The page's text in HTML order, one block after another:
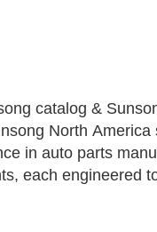
catalog &
North
in auto parts
each engineered